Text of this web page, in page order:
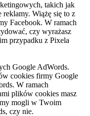
takich jak
Wiążę się to z
Facebook. W ramach
czy wyrażasz
przypadku z Pixela
Google AdWords.
cookies firmy Google
W ramach
plików cookies masz
mogli w Twoim
czy nie.